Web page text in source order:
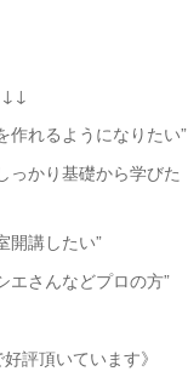
作れるようになりたい”
っかり基礎から学びた
開講したい”
エさんなどプロの方”
評頂いています》